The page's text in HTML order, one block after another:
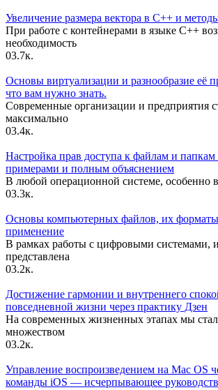
Увеличение размера вектора в C++ и
При работе с контейнерами в языке C++
необходимость
03.7к.
Основы виртуализации и разнообразие её
что вам нужно знать.
Современные организации и предприятия
максимально
03.4к.
Настройка прав доступа к файлам и
примерами и полным объяснением
В любой операционной системе, особенно
03.3к.
Основы компьютерных файлов, их форматы
применение
В рамках работы с цифровыми системами,
представлена
03.2к.
Достижение гармонии и внутреннего
повседневной жизни через практику Дзен
На современных жизненных этапах мы
множеством
03.2к.
Управление воспроизведением на Mac OS
команды iOS — исчерпывающее